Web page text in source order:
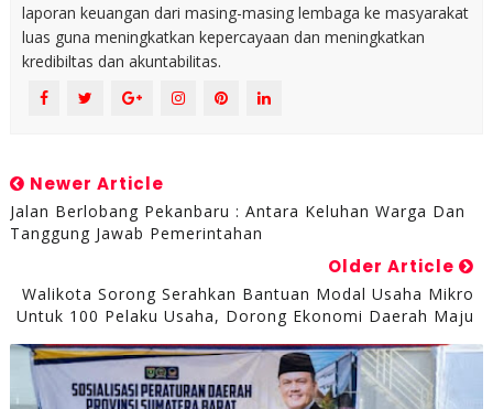
laporan keuangan dari masing-masing lembaga ke masyarakat
luas guna meningkatkan kepercayaan dan meningkatkan
kredibiltas dan akuntabilitas.
Newer Article
Jalan Berlobang Pekanbaru : Antara Keluhan Warga Dan
Tanggung Jawab Pemerintahan
Older Article
Walikota Sorong Serahkan Bantuan Modal Usaha Mikro
Untuk 100 Pelaku Usaha, Dorong Ekonomi Daerah Maju